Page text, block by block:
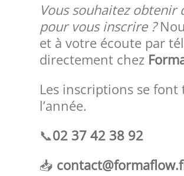
Vous souhaitez obtenir
pour vous inscrire ?
et à votre écoute par
directement chez
Les inscriptions se
l’année.
📞02 37 42 38 92
📥